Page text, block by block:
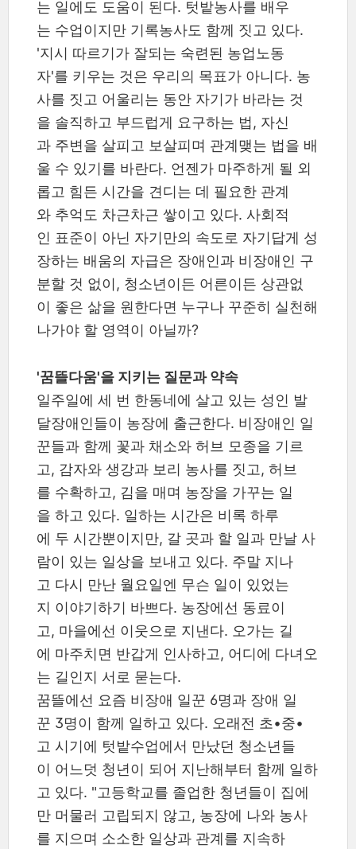
는 일에도 도움이 된다. 텃밭농사를 배우
는 수업이지만 기록농사도 함께 짓고 있다.
'지시 따르기가 잘되는 숙련된 농업노동
자'를 키우는 것은 우리의 목표가 아니다. 농
사를 짓고 어울리는 동안 자기가 바라는 것
을 솔직하고 부드럽게 요구하는 법, 자신
과 주변을 살피고 보살피며 관계맺는 법을 배
울 수 있기를 바란다. 언젠가 마주하게 될 외
롭고 힘든 시간을 견디는 데 필요한 관계
와 추억도 차근차근 쌓이고 있다. 사회적
인 표준이 아닌 자기만의 속도로 자기답게 성
장하는 배움의 자급은 장애인과 비장애인 구
분할 것 없이, 청소년이든 어른이든 상관없
이 좋은 삶을 원한다면 누구나 꾸준히 실천해
나가야 할 영역이 아닐까?
'꿈뜰다움'을 지키는 질문과 약속
일주일에 세 번 한동네에 살고 있는 성인 발
달장애인들이 농장에 출근한다. 비장애인 일
꾼들과 함께 꽃과 채소와 허브 모종을 기르
고, 감자와 생강과 보리 농사를 짓고, 허브
를 수확하고, 김을 매며 농장을 가꾸는 일
을 하고 있다. 일하는 시간은 비록 하루
에 두 시간뿐이지만, 갈 곳과 할 일과 만날 사
람이 있는 일상을 보내고 있다. 주말 지나
고 다시 만난 월요일엔 무슨 일이 있었는
지 이야기하기 바쁘다. 농장에선 동료이
고, 마을에선 이웃으로 지낸다. 오가는 길
에 마주치면 반갑게 인사하고, 어디에 다녀오
는 길인지 서로 묻는다.
꿈뜰에선 요즘 비장애 일꾼 6명과 장애 일
꾼 3명이 함께 일하고 있다. 오래전 초•중•
고 시기에 텃밭수업에서 만났던 청소년들
이 어느덧 청년이 되어 지난해부터 함께 일하
고 있다. "고등학교를 졸업한 청년들이 집에
만 머물러 고립되지 않고, 농장에 나와 농사
를 지으며 소소한 일상과 관계를 지속하